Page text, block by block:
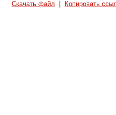
Скачать файл Копировать